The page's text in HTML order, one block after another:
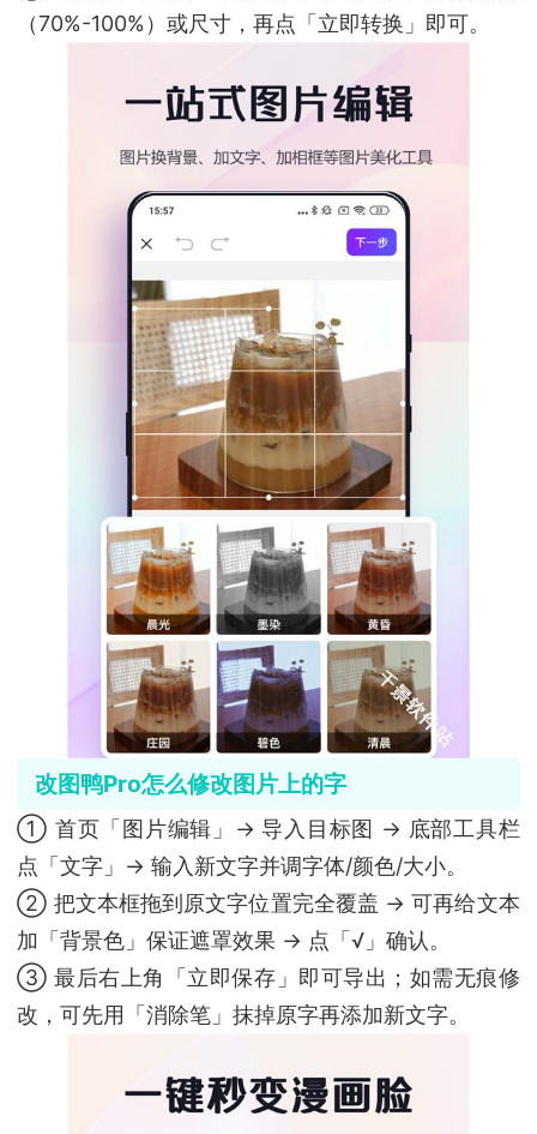
（70%-100%）或尺寸，再点「立即转换」即可。
改图鸭Pro怎么修改图片上的字
① 首页「图片编辑」→ 导入目标图 → 底部工具栏
点「文字」→ 输入新文字并调字体/颜色/大小。
② 把文本框拖到原文字位置完全覆盖 → 可再给文本
加「背景色」保证遮罩效果 → 点「√」确认。
③ 最后右上角「立即保存」即可导出；如需无痕修
改，可先用「消除笔」抹掉原字再添加新文字。